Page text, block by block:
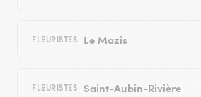
FLEURISTES Le Mazis
FLEURISTES Saint-Aubin-Rivière